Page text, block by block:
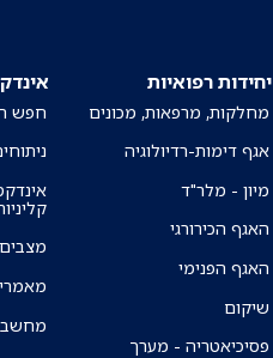
יחידות רפואיות
מחלקות, מרפאות, מכונים
אגף דימות-רדיולוגיה
מיון - מלר"ד
האגף הכירורגי
האגף הפנימי
שיקום
פסיכיאטריה - מערך
חפש